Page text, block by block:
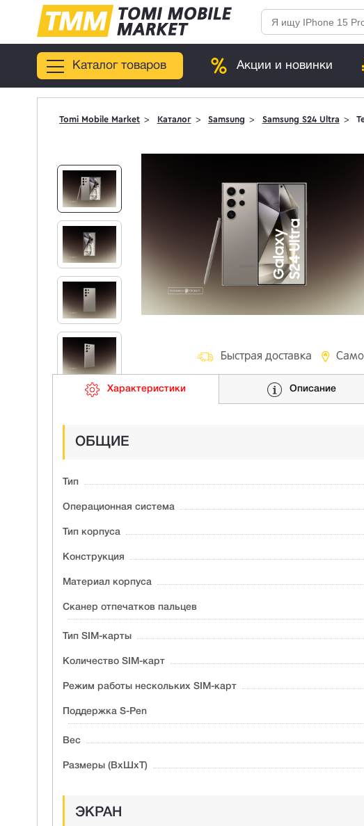
Каталог товаров Акции и новинки
Tomi Mobile Market Каталог Samsung Samsung S24 Ultra
Быстрая доставка
Характеристики Описание
ОБЩИЕ
Тип
Операционная система
Тип корпуса
Конструкция
Материал корпуса
Сканер отпечатков пальцев
Тип SIM-карты
Количество SIM-карт
Режим работы нескольких SIM-карт
Поддержка S-Pen
Вес
Размеры (ВxШxТ)
ЭКРАН